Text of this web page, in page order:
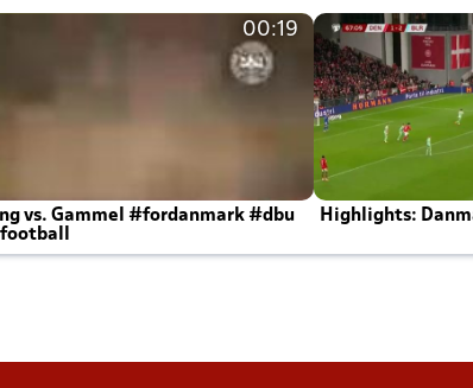
00:19
vs. Gammel #fordanmark #dbu
Highlights: